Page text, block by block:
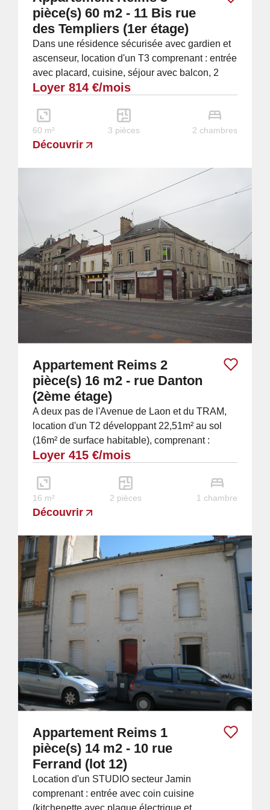
pièce(s) 60 m2 - 11 Bis rue
des Templiers (1er étage)
Dans une résidence sécurisée avec gardien et
ascenseur, location d'un T3 comprenant : entrée
avec placard, cuisine, séjour avec balcon, 2
chambres avec balcon dont une avec...
Loyer 814 €/mois
60 m² 3 pièces 2 chambres
Découvrir
Appartement Reims 2
pièce(s) 16 m2 - rue Danton
(2ème étage)
A deux pas de l'Avenue de Laon et du TRAM,
location d'un T2 développant 22,51m² au sol
(16m² de surface habitable), comprenant :
entrée, coin cuisine meublée et kitchenette...
Loyer 415 €/mois
16 m² 2 pièces 1 chambre
Découvrir
Appartement Reims 1
pièce(s) 14 m2 - 10 rue
Ferrand (lot 12)
Location d'un STUDIO secteur Jamin
comprenant : entrée avec coin cuisine
(kitchenette avec plaque électrique et